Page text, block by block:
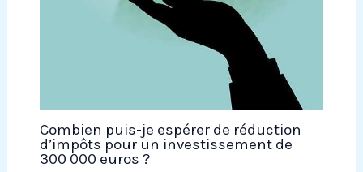
Combien puis-je espérer de réduction
d’impôts pour un investissement de
300 000 euros ?